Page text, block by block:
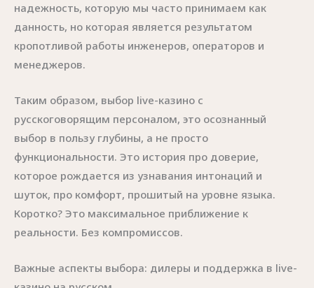
надежность, которую мы часто принимаем как
данность, но которая является результатом
кропотливой работы инженеров, операторов и
менеджеров.
Таким образом, выбор live-казино с
русскоговорящим персоналом, это осознанный
выбор в пользу глубины, а не просто
функциональности. Это история про доверие,
которое рождается из узнавания интонаций и
шуток, про комфорт, прошитый на уровне языка.
Коротко? Это максимальное приближение к
реальности. Без компромиссов.
Важные аспекты выбора: дилеры и поддержка в live-